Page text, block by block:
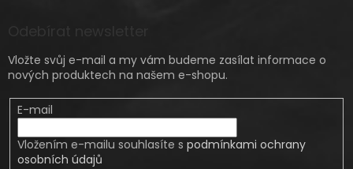
Vložte svůj e-mail a my vám budeme zasílat informace o
nových produktech na našem e-shopu.
E-mail
Vložením e-mailu souhlasíte s podmínkami ochrany
osobních údajů